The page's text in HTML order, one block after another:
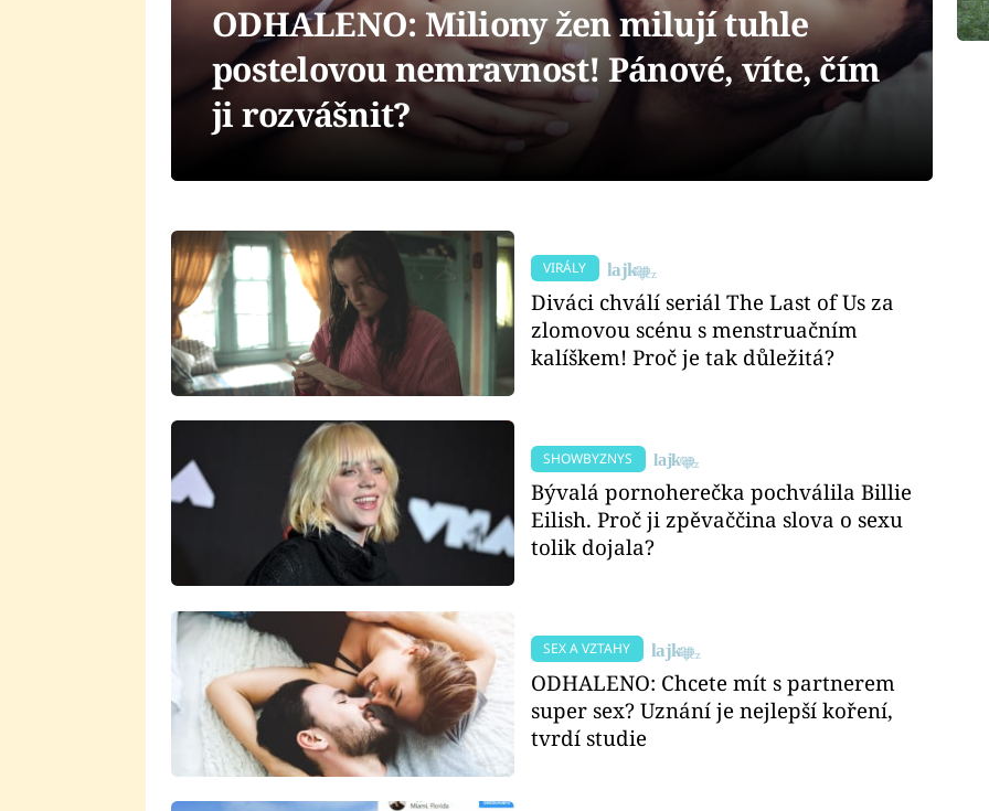
ODHALENO: Miliony žen milují tuhle
postelovou nemravnost! Pánové, víte, čím
ji rozvášnit?
VIRÁLY
Diváci chválí seriál The Last of Us za
zlomovou scénu s menstruačním
kalíškem! Proč je tak důležitá?
SHOWBYZNYS
Bývalá pornoherečka pochválila Billie
Eilish. Proč ji zpěvaččina slova o sexu
tolik dojala?
SEX A VZTAHY
ODHALENO: Chcete mít s partnerem
super sex? Uznání je nejlepší koření,
tvrdí studie